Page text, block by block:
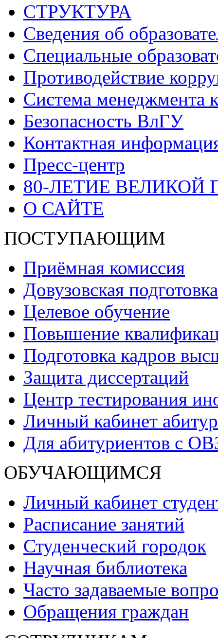
СТРУКТУРА
Сведения об
Специальные
Противодействие
Система менеджмента
Безопасность ВлГУ
Контактная
Пресс-центр
80-ЛЕТИЕ ВЕЛИКОЙ
О САЙТЕ
ПОСТУПАЮЩИМ
Приёмная комиссия
Довузовская подготовка
Целевое обучение
Повышение
Подготовка кадров
Защита диссертаций
Центр тестирования
Личный кабинет
Для абитуриентов с
ОБУЧАЮЩИМСЯ
Личный кабинет
Расписание занятий
Студенческий городок
Научная библиотека
Часто задаваемые
Обращения граждан